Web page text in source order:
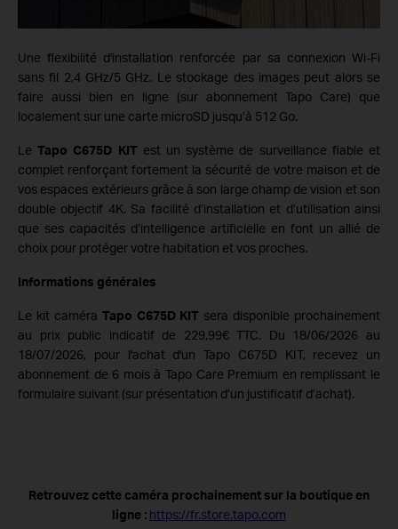
Une flexibilité d'installation renforcée par sa connexion Wi-Fi
sans fil 2,4 GHz/5 GHz. Le stockage des images peut alors se
faire aussi bien en ligne (sur abonnement Tapo Care) que
localement sur une carte microSD jusqu’à 512 Go.
LeTapo C675D KIT est un système de surveillance fiable et
complet renforçant fortement la sécurité de votre maison et de
vos espaces extérieurs grâce à son large champ de vision et son
double objectif 4K. Sa facilité d’installation et d’utilisation ainsi
que ses capacités d’intelligence artificielle en font un allié de
choix pour protéger votre habitation et vos proches.
Informations générales
Le kit caméra Tapo C675D KIT sera disponible prochainement
au prix public indicatif de 229,99€ TTC. Du 18/06/2026 au
18/07/2026, pour l'achat d'un Tapo C675D KIT, recevez un
abonnement de 6 mois à Tapo Care Premium en remplissant le
formulaire suivant (sur présentation d’un justificatif d’achat).
Retrouvez cette caméra prochainement sur la boutique en
ligne : https://fr.store.tapo.com